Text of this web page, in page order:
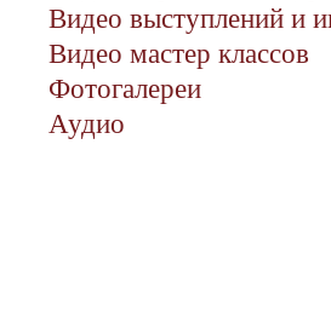
Видео выступлений и
Видео мастер классов
Фотогалереи
Аудио